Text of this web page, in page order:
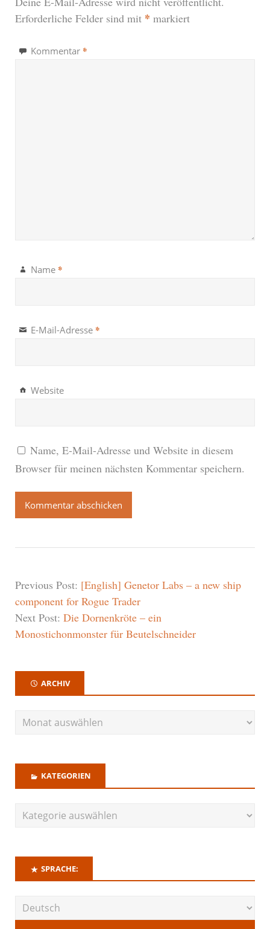
Erforderliche Felder sind mit * markiert
Kommentar *
Name *
E-Mail-Adresse *
Website
Name, E-Mail-Adresse und Website in diesem
Browser für meinen nächsten Kommentar speichern.
Previous Post: [English] Genetor Labs – a new ship
component for Rogue Trader
Next Post: Die Dornenkröte – ein
Monostichonmonster für Beutelschneider
ARCHIV
KATEGORIEN
SPRACHE: